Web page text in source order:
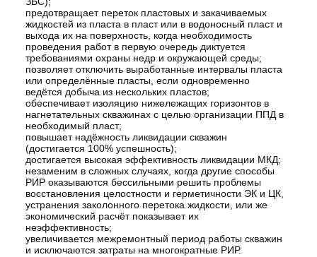
предотвращает переток пластовых и закачиваемых
жидкостей из пласта в пласт или в водоносный пласт и
выхода их на поверхность, когда необходимость
проведения работ в первую очередь диктуется
требованиями охраны недр и окружающей среды;
позволяет отключить выработанные интервалы пласта
или определённые пласты, если одновременно
ведётся добыча из нескольких пластов;
обеспечивает изоляцию нижележащих горизонтов в
нагнетательных скважинах с целью организации ППД в
необходимый пласт;
повышает надёжность ликвидации скважин
(достигается 100% успешность);
достигается высокая эффективность ликвидации МКД;
незаменим в сложных случаях, когда другие способы
РИР оказываются бессильными решить проблемы
восстановления целостности и герметичности ЭК и ЦК,
устранения заколонного перетока жидкости, или же
экономический расчёт показывает их
неэффективность;
увеличивается межремонтный период работы скважин
и исключаются затраты на многократные РИР.